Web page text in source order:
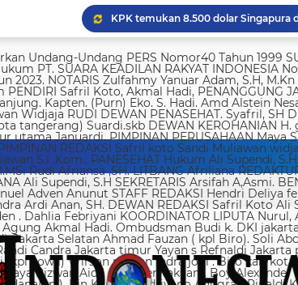
KPK temukan 8.500 dolar Singapura
Imigrasi Semarang deportasi empat
Kabupaten Lebak Syamsul B. BIRO kota Bogor Jon BIRO PANDEGLANG Yusron (Kabiro) BIRO KARAWANG Jun junaidi ( kpl Biro) Ugi . BIRO KUNINGAN Nurhadi BIRO INDRAMAYU Afifuddin Jawa Barat Herdy Sijabat (kapowil). BIRO JAWA TIMUR Sofiyan Saful Bahi Biro malang kab/kota Ahmad Soleh Biro propinsi Lampung (Nedi) Korwil Sumsel. Birin Kabupaten Lahat ( Di cari ) Biro Riau kepulauan Edy (kpl Biro) Biro Batam Safarudin Sumbar Afrizon koto(ka korwil) Yusril koto BIRO SUMUT Toto. S Ulung s Korwil Bangka Belitung Zulkarnai Susilawati Roni Saputra Biro Palembang Di cari. Biro Jambi M. Naser Biro Riau Hermain Biro Pesisir Barat (Krui) yepta Rijaya Kalimantan Barat Hendrik Usman Perwakilan Maluku Utara Raymon Caniago kota Madya Manado Ismail Hamadi kabupaten Minahasa Alstein Nesar Manumpil (kpl Biro) Menahasa Tenggara Hanny krestofel Gumalang (ka.Biro). Minahasa Utara Rydel Gumalang.(ka.Biro). kabupaten Bolmong Dicari. (Kpl biro). Kabupaten Salayar (Dicari). Polda Sulut (Alstein Nesar N). KORWIL INDONESIA TIMUR Ismail Hamadi .(kepala Korwil). Biro Tidore Chika Citra lestari. Biro Ternate Ismit Mohtar Biro Papua & Papua Barat (..,cari..) PT keadilan rakyat Indonesia BRI 720701004536531 a/n Safril Bank BCA 8681 1266 43 a/n Maryatun Redaksi. Jln Ciujung Raya no 4 Rt 01/009 Kel Karawang kec Karawaci kota Tangerang Tata usaha. Komplek Palem Mutiara Blok C. 10 No. 66 Cengkareng Jakarta Pusat Tata usaha Daan Mogot raya no 5B Jakarta barat Telepon: 088973802372/ 0858315860 / 0821134676 /081367093927 pedoman Dewan Pers Peraturan Dewan Pers Pedoman Pemberitaan Media Siber Kemerdekaan berpendapat, kemerdekaan berekspresi, dan kemerdekaan pers adalah hak asasi manusia yang dilindungi Pancasila, Undang-Undang Dasar 1945, dan Deklarasi Universal Hak Asasi Manusia PBB. Keberadaan media siber di Indonesia juga merupakan bagian dari kemerdekaan berpendapat, kemerdekaan berekspresi, dan kemerdekaan pers. Media siber memiliki karakter khusus sehingga memerlukan pedoman agar pengelolaannya dapat dilaksanakan secara profesional, memenuhi fungsi, hak, dan kewajibannya sesuai Undang-Undang Nomor 40 Tahun 1999 tentang Pers dan Kode Etik Jurnalistik. Untuk itu Dewan Pers bersama organisasi pers, pengelola media siber, dan masyarakat menyusun Pedoman Pemberitaan Media Siber sebagai berikut: 1. Ruang Lingkup Media Siber adalah segala bentuk media yang menggunakan wahana internet dan melaksanakan kegiatan jurnalistik, serta memenuhi persyaratan Undang-Undang Pers dan Standar Perusahaan Pers yang ditetapkan Dewan Pers. Isi Buatan Pengguna (User Generated Content) adalah segala isi yang dibuat dan atau dipublikasikan oleh pengguna media siber, antara lain, artikel, gambar, komentar, suara, video dan berbagai bentuk unggahan yang melekat pada media siber, seperti blog, forum, komentar pembaca atau pemirsa, dan bentuk lain. 2. Verifikasi dan keberimbangan berita Pada prinsipnya setiap berita harus melalui verifikasi. Berita yang dapat merugikan pihak lain memerlukan verifikasi pada berita yang sama untuk memenuhi prinsip akurasi dan keberimbangan. Ketentuan dalam butir (a) di atas dikecualikan, dengan syarat: Berita benar-benar mengandung kepentingan publik yang bersifat mendesak; Sumber berita yang pertama adalah sumber yang jelas disebutkan identitasnya, kredibel dan kompeten; Subyek berita yang harus dikonfirmasi tidak diketahui keberadaannya dan atau tidak dapat diwawancarai; Media memberikan penjelasan kepada pembaca bahwa berita tersebut masih memerlukan verifikasi lebih lanjut yang diupayakan dalam waktu secepatnya. Penjelasan dimuat pada bagian akhir dari berita yang sama, di dalam kurung dan menggunakan huruf miring. Setelah memuat berita sesuai dengan butir (c), media wajib meneruskan upaya verifikasi, dan setelah verifikasi didapatkan, hasil verifikasi dicantumkan pada berita pemutakhiran (update) dengan tautan pada berita yang belum terverifikasi. 3. Isi Buatan Pengguna (User Generated Content) Media siber wajib mencantumkan syarat dan ketentuan mengenai Isi Buatan Pengguna yang tidak bertentangan dengan Undang-Undang No. 40 tahun 1999 tentang Pers dan Kode Etik Jurnalistik, yang ditempatkan secara terang dan jelas. Media siber mewajibkan setiap pengguna untuk melakukan registrasi keanggotaan dan melakukan proses log-in terlebih dahulu untuk dapat mempublikasikan semua bentuk Isi Buatan Pengguna. Ketentuan mengenai log-in akan diatur lebih lanjut. Dalam registrasi tersebut, media siber mewajibkan pengguna memberi persetujuan tertulis bahwa Isi Buatan Pengguna yang dipublikasikan: Tidak memuat isi bohong, fitnah, sadis dan cabul; Tidak memuat isi yang mengandung prasangka dan kebencian terkait dengan suku, agama, ras, dan antargolongan (SARA), serta menganjurkan tindakan kekerasan; Tidak memuat isi diskriminatif atas dasar perbedaan jenis kelamin dan bahasa, serta tidak merendahkan martabat orang lemah, miskin, sakit, cacat jiwa, atau cacat jasmani. Media siber memiliki kewenangan mutlak untuk mengedit atau menghapus Isi Buatan Pengguna yang bertentangan dengan butir (c). Media siber wajib menyediakan mekanisme pengaduan Isi Buatan Pengguna yang dinilai